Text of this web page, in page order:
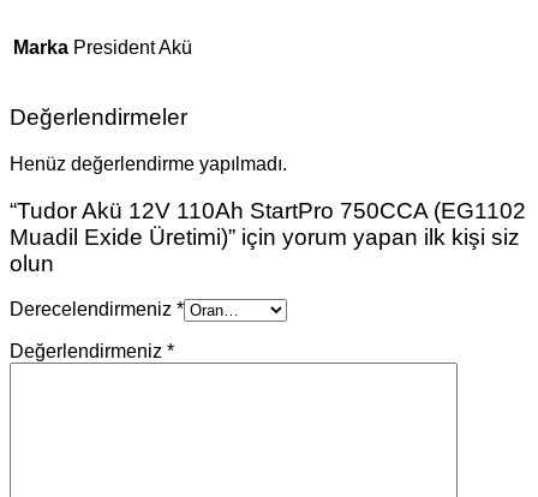
Marka President Akü
Değerlendirmeler
Henüz değerlendirme yapılmadı.
“Tudor Akü 12V 110Ah StartPro 750CCA (EG1102
Muadil Exide Üretimi)” için yorum yapan ilk kişi siz
olun
Derecelendirmeniz *
Değerlendirmeniz *